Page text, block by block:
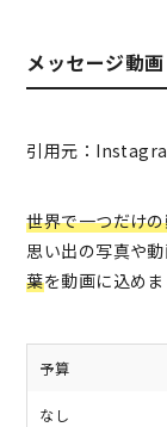
メッセージ動画
引用元：
世界で一つだけ
思い出の写真や
葉を動画に込めま
予算
なし